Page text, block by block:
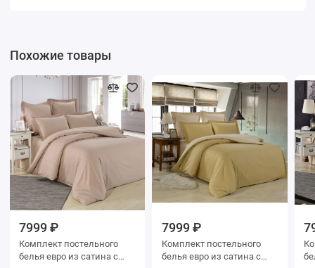
Похожие товары
7999 ₽
Комплект постельного
белья евро из сатина с
7999 ₽
Комплект постельного
белья евро из сатина с
белья